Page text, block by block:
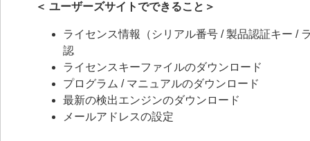
＜ ユーザーズサイトでできること＞
ライセンス情報（シリアル番号 / 製品認証キー /
認
ライセンスキーファイルのダウンロード
プログラム / マニュアルのダウンロード
最新の検出エンジンのダウンロード
メールアドレスの設定